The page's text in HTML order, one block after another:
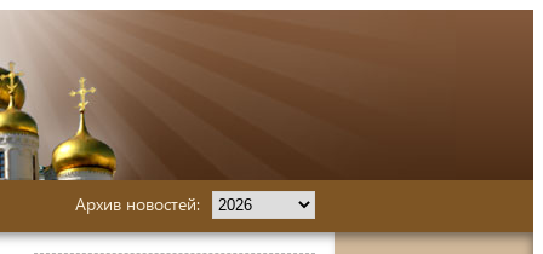
Архив новостей: